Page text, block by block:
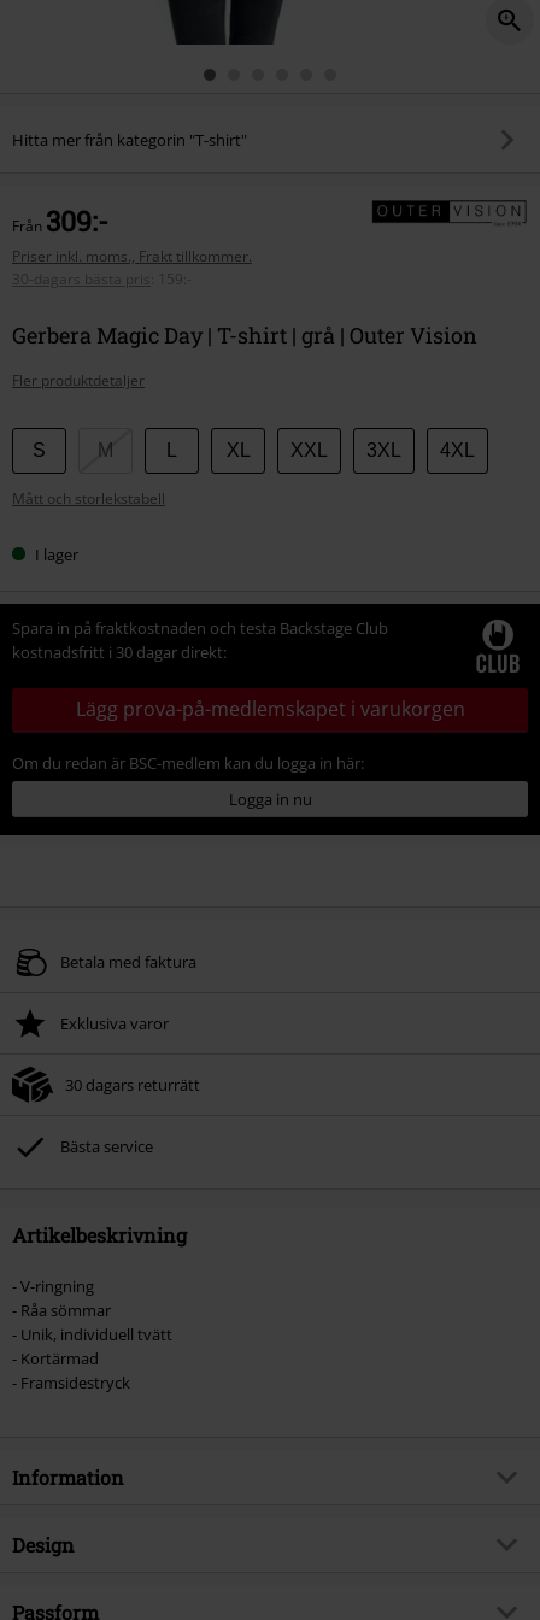
Hitta mer från kategorin "T-shirt"
Från 309:-
Priser inkl. moms., Frakt tillkommer.
30-dagars bästa pris
159:-
Gerbera Magic Day | T-shirt | grå | Outer Vision
Fler produktdetaljer
Välj
din
storlek
S M XL XXL 3XL 4XL
Mått och storlekstabell
I lager
Spara in på fraktkostnaden och testa Backstage Club
kostnadsfritt i 30 dagar direkt:
Lägg prova-på-medlemskapet i varukorgen
Om du redan är BSC-medlem kan du logga in här:
Logga in nu
Betala med faktura
Exklusiva varor
30 dagars returrätt
Bästa service
Artikelbeskrivning
- V-ringning
- Råa sömmar
- Unik, individuell tvätt
- Kortärmad
- Framsidestryck
Information
Artikelnummer
Brand
Design
Produkttyp
Passform